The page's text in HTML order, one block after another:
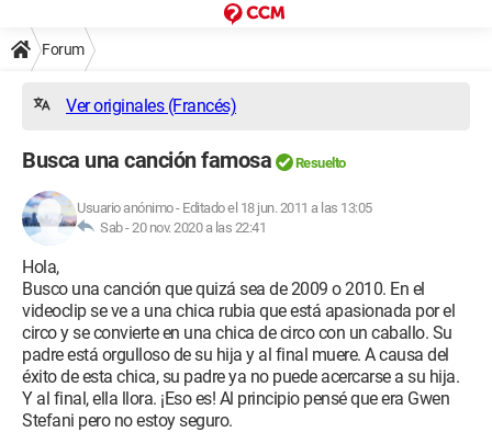
Forum
Ver originales (Francés)
Busca una canción famosa Resuelto
Usuario anónimo- Editado el 18 jun. 2011 a las 13:05
Sab -20 nov. 2020 a las 22:41
Hola,
Busco una canción que quizá sea de 2009 o 2010. En el
videoclip se ve a una chica rubia que está apasionada por el
circo y se convierte en una chica de circo con un caballo. Su
padre está orgulloso de su hija y al final muere. A causa del
éxito de esta chica, su padre ya no puede acercarse a su hija.
Y al final, ella llora. ¡Eso es! Al principio pensé que era Gwen
Stefani pero no estoy seguro.